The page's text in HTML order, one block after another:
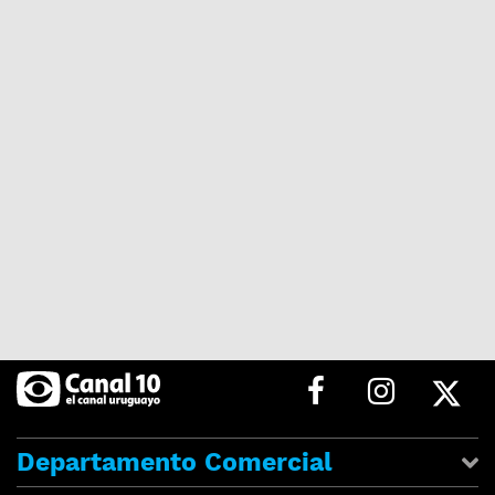
Departamento Comercial